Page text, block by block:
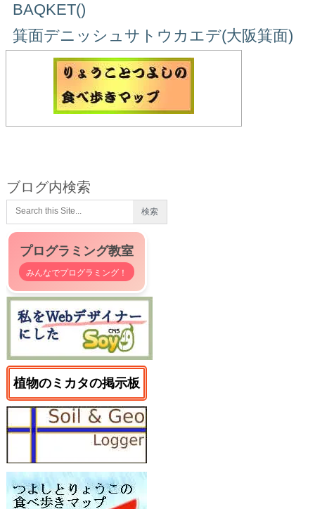
BAQKET()
箕面デニッシュサトウカエデ(大阪箕面)
ブログ内検索
プログラミング教室
みんなでプログラミング！
植物のミカタの掲示板